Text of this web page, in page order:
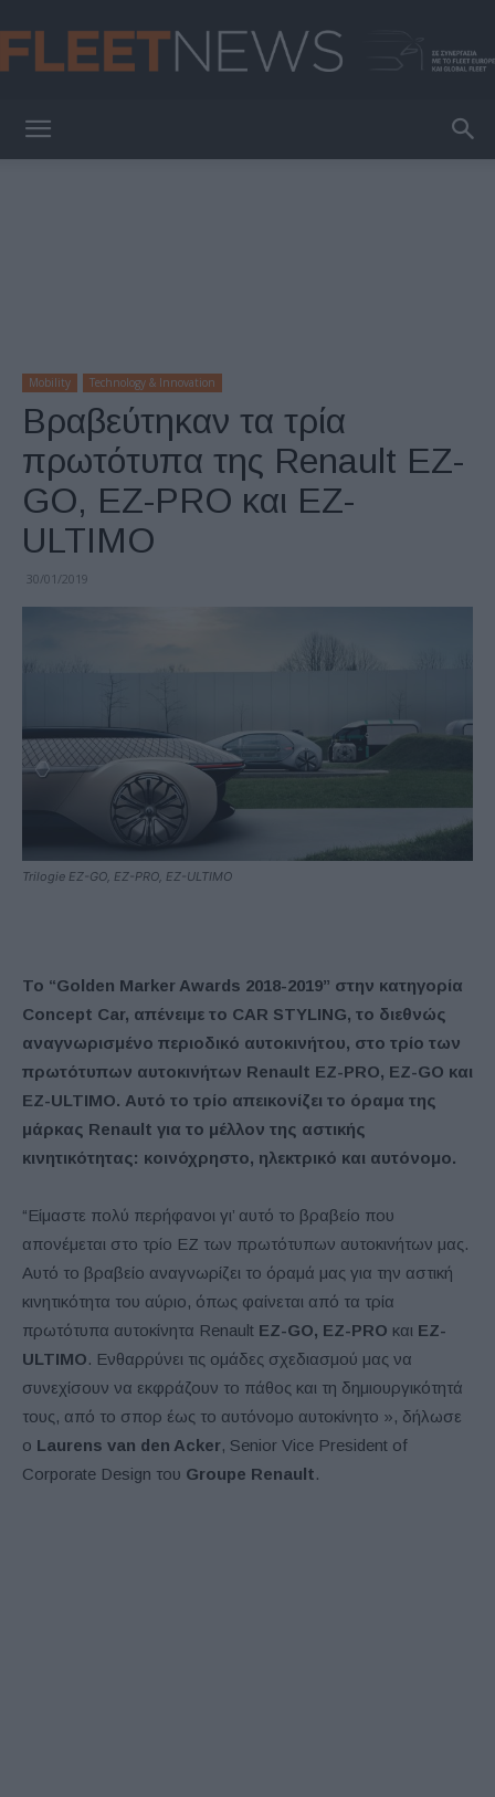
Mobility Technology & Innovation
Βραβεύτηκαν τα τρία
πρωτότυπα της Renault EZ-
GO, EZ-PRO και EZ-
ULTIMO
30/01/2019
Trilogie EZ-GO, EZ-PRO, EZ-ULTIMO
Το “Golden Marker Awards 2018-2019” στην κατηγορία
Concept Car, απένειμε το CAR STYLING, το διεθνώς
αναγνωρισμένο περιοδικό αυτοκινήτου, στο τρίο των
πρωτότυπων αυτοκινήτων Renault EZ-PRO, EZ-GO και
EZ-ULTIMO. Αυτό το τρίο απεικονίζει το όραμα της
μάρκας Renault για το μέλλον της αστικής
κινητικότητας: κοινόχρηστο, ηλεκτρικό και αυτόνομο.
“Είμαστε πολύ περήφανοι γι’ αυτό το βραβείο που
απονέμεται στο τρίο EZ των πρωτότυπων αυτοκινήτων μας.
Αυτό το βραβείο αναγνωρίζει το όραμά μας για την αστική
κινητικότητα του αύριο, όπως φαίνεται από τα τρία
πρωτότυπα αυτοκίνητα Renault EZ-GO, EZ-PRO και EZ-
ULTIMO. Ενθαρρύνει τις ομάδες σχεδιασμού μας να
συνεχίσουν να εκφράζουν το πάθος και τη δημιουργικότητά
τους, από το σπορ έως το αυτόνομο αυτοκίνητο », δήλωσε
ο Laurens van den Acker, Senior Vice President of
Corporate Design του Groupe Renault.